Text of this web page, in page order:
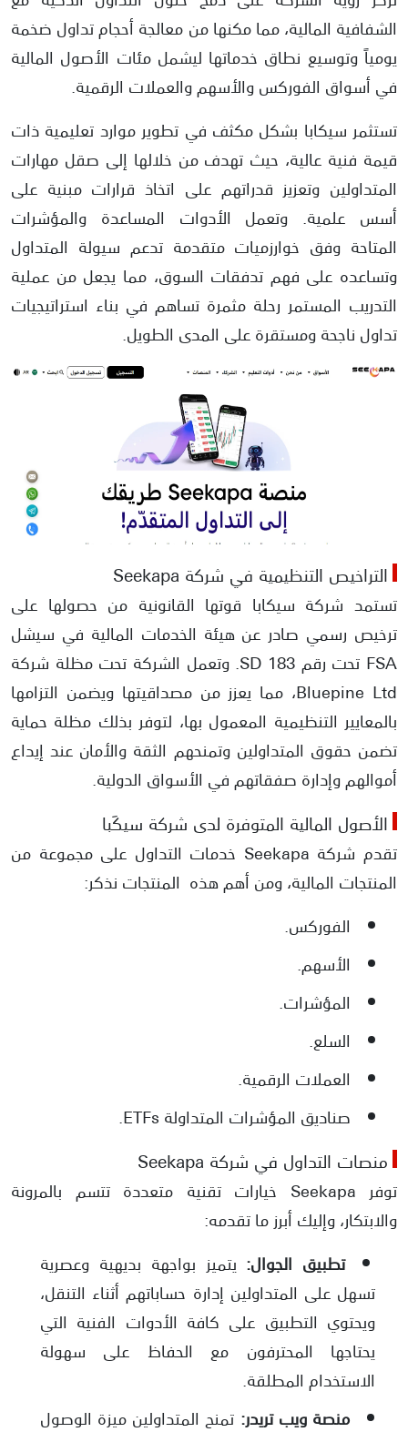
الشفافية المالية، مما مكنها من معالجة أحجام تداول ضخمة
يومياً وتوسيع نطاق خدماتها ليشمل مئات الأصول المالية
في أسواق الفوركس والأسهم والعملات الرقمية.
تستثمر سيكابا بشكل مكثف في تطوير موارد تعليمية ذات
قيمة فنية عالية، حيث تهدف من خلالها إلى صقل مهارات
المتداولين وتعزيز قدراتهم على اتخاذ قرارات مبنية على
أسس علمية. وتعمل الأدوات المساعدة والمؤشرات
المتاحة وفق خوارزميات متقدمة تدعم سيولة المتداول
وتساعده على فهم تدفقات السوق، مما يجعل من عملية
التدريب المستمر رحلة مثمرة تساهم في بناء استراتيجيات
تداول ناجحة ومستقرة على المدى الطويل.
التراخيص التنظيمية في شركة Seekapa
تستمد شركة سيكابا قوتها القانونية من حصولها على
ترخيص رسمي صادر عن هيئة الخدمات المالية في سيشل
FSA تحت رقم SD 183. وتعمل الشركة تحت مظلة شركة
Bluepine Ltd، مما يعزز من مصداقيتها ويضمن التزامها
بالمعايير التنظيمية المعمول بها، لتوفر بذلك مظلة حماية
تضمن حقوق المتداولين وتمنحهم الثقة والأمان عند إيداع
أموالهم وإدارة صفقاتهم في الأسواق الدولية.
الأصول المالية المتوفرة لدى شركة سيكَبا
تقدم شركة Seekapa خدمات التداول على مجموعة من
المنتجات المالية، ومن أهم هذه المنتجات نذكر:
الفوركس.
الأسهم.
المؤشرات.
السلع.
العملات الرقمية.
صناديق المؤشرات المتداولة ETFs.
منصات التداول في شركة Seekapa
توفر Seekapa خيارات تقنية متعددة تتسم بالمرونة
والابتكار، وإليك أبرز ما تقدمه:
تطبيق الجوال: يتميز بواجهة بديهية وعصرية
تسهل على المتداولين إدارة حساباتهم أثناء التنقل،
ويحتوي التطبيق على كافة الأدوات الفنية التي
يحتاجها المحترفون مع الحفاظ على سهولة
الاستخدام المطلقة.
منصة ويب تريدر: تمنح المتداولين ميزة الوصول